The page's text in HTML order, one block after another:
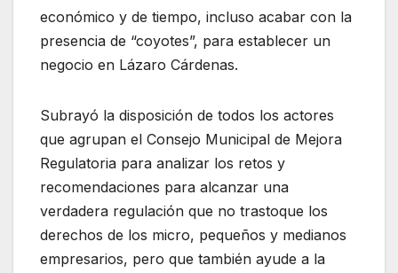
económico y de tiempo, incluso acabar con la
presencia de “coyotes”, para establecer un
negocio en Lázaro Cárdenas.
Subrayó la disposición de todos los actores
que agrupan el Consejo Municipal de Mejora
Regulatoria para analizar los retos y
recomendaciones para alcanzar una
verdadera regulación que no trastoque los
derechos de los micro, pequeños y medianos
empresarios, pero que también ayude a la